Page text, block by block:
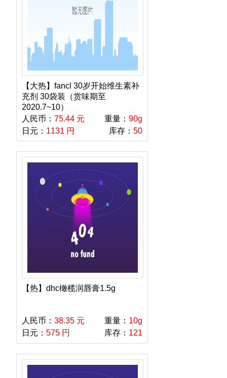
【大热】fancl 30岁开始维生素补
充剂 30袋装（赏味期至
2020.7~10）
人民币： 75.44 元 重量： 90g
日元： 1131 円 库存： 50
【热】dhc橄榄润唇膏1.5g
人民币： 38.35 元 重量： 10g
日元： 575 円 库存： 121